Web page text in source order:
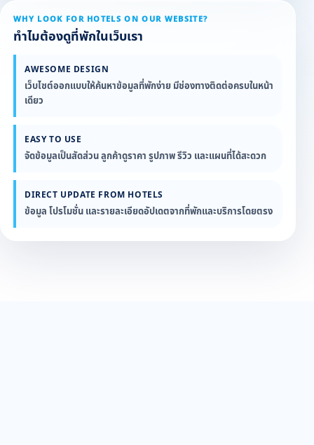
WHY LOOK FOR HOTELS ON OUR WEBSITE?
ทำไมต้องดูที่พักในเว็บเรา
AWESOME DESIGN
เว็บไซต์ออกแบบให้ค้นหาข้อมูลที่พักง่าย มีช่องทางติดต่อครบในหน้า
เดียว
EASY TO USE
จัดข้อมูลเป็นสัดส่วน ลูกค้าดูราคา รูปภาพ รีวิว และแผนที่ได้สะดวก
DIRECT UPDATE FROM HOTELS
ข้อมูล โปรโมชั่น และรายละเอียดอัปเดตจากที่พักและบริการโดยตรง